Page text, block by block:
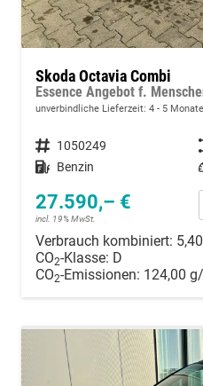
Skoda Octavia Combi
unverbindliche Lieferzeit: 4 - 5 Monate
Fahrzeugnummer 1050249
Kraftstoff Benzin
27.590,– €
incl. 19% MwSt.
Verbrauch kombiniert:
CO2-Klasse: D
CO2-Emissionen: 124,00